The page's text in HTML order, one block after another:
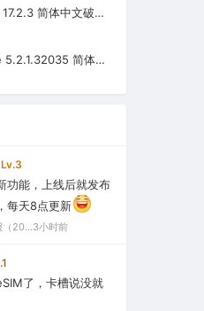
Navicat Premium 17.2.3 简体中文破解版（多重数据库管理工具）
Beyond Compare 5.2.1.32035 简体中文注册版（超强文件/夹比较工具）
Lv.3
功能，上线后就发布
每天8点更新
吾乐吧 · 标题简报（2026-08-06）3小时前
了，卡槽说没就